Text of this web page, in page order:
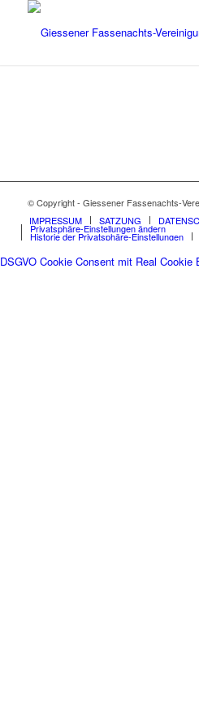
© Copyright - Giessener Fassenachts-
IMPRESSUM
SATZUNG
Privatsphäre-Einstellungen ändern
Historie der Privatsphäre-Einstellungen
DSGVO Cookie Consent mit Real Cookie